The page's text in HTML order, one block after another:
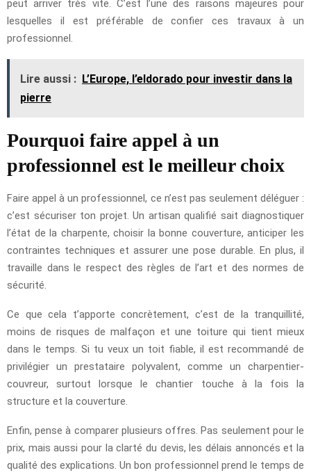
peut arriver très vite. C’est l’une des raisons majeures pour
lesquelles il est préférable de confier ces travaux à un
professionnel.
Lire aussi : L’Europe, l’eldorado pour investir dans la
pierre
Pourquoi faire appel à un
professionnel est le meilleur choix
Faire appel à un professionnel, ce n’est pas seulement déléguer :
c’est sécuriser ton projet. Un artisan qualifié sait diagnostiquer
l’état de la charpente, choisir la bonne couverture, anticiper les
contraintes techniques et assurer une pose durable. En plus, il
travaille dans le respect des règles de l’art et des normes de
sécurité.
Ce que cela t’apporte concrètement, c’est de la tranquillité,
moins de risques de malfaçon et une toiture qui tient mieux
dans le temps. Si tu veux un toit fiable, il est recommandé de
privilégier un prestataire polyvalent, comme un charpentier-
couvreur, surtout lorsque le chantier touche à la fois la
structure et la couverture.
Enfin, pense à comparer plusieurs offres. Pas seulement pour le
prix, mais aussi pour la clarté du devis, les délais annoncés et la
qualité des explications. Un bon professionnel prend le temps de